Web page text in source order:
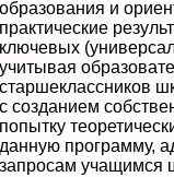
образования и
пpaктические
ключевых
учитывая
старшеклассников
с созданием
попытку
данную программу,
запросам учащимся